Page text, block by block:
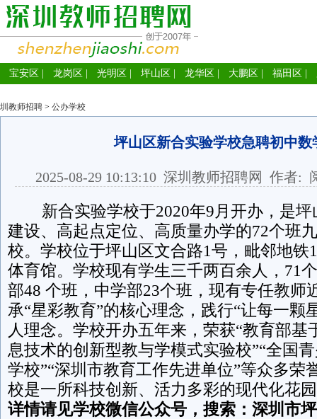
宝安区 龙岗区 光明区 坪山区 龙华区 大鹏区 福田区
圳教师招聘 > 公办学校
坪山区新合实验学校急聘初中数
2025-08-29 10:13:10 深圳教师招聘网 作者:
新合实验学校于2020年9月开办，是坪
建设、高起点定位、高质量办学的72个班
校。学校位于坪山区文合路1号，毗邻地铁
体育馆。学校现有学生三千两百余人，71
部48 个班，中学部23个班，现有专任教师
承“星彩教育”的核心理念，践行“让每一颗
人理念。学校开办五年来，荣获“教育部基
息技术的创新型教与学模式实验校”“全国
学校”“深圳市教育工作先进单位”等众多荣
校是一所科技创新、活力多彩的现代化花
详情请见学校微信公众号，搜索：深圳市